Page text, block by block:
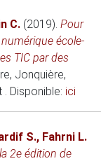
C. (2019). Pour
école-
TIC par des
Jonquière,
. Disponible: ici
S., Fahrni L.
2e édition de